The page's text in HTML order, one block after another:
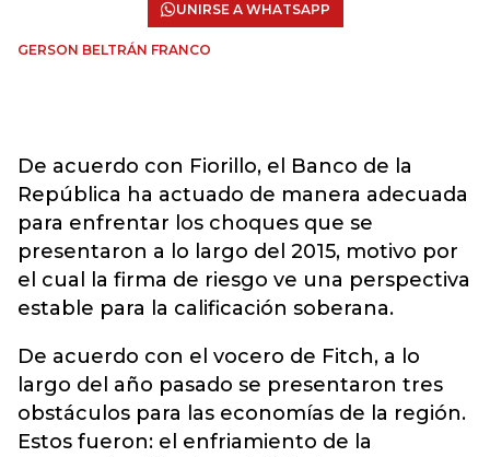
UNIRSE A WHATSAPP
GERSON BELTRÁN FRANCO
De acuerdo con Fiorillo, el Banco de la
República ha actuado de manera adecuada
para enfrentar los choques que se
presentaron a lo largo del 2015, motivo por
el cual la firma de riesgo ve una perspectiva
estable para la calificación soberana.
De acuerdo con el vocero de Fitch, a lo
largo del año pasado se presentaron tres
obstáculos para las economías de la región.
Estos fueron: el enfriamiento de la